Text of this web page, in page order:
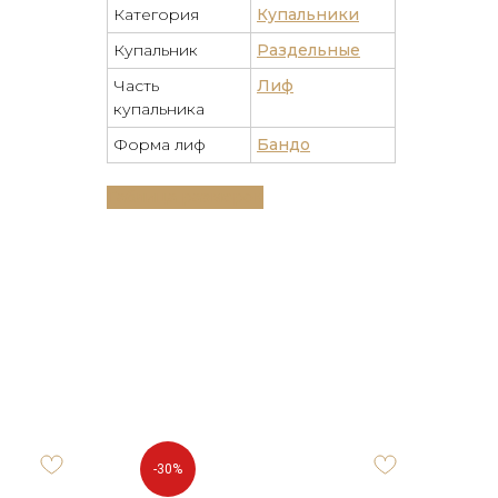
Категория
Купальники
Купальник
Раздельные
Часть
купальника
Лиф
Форма лиф Бандо
-30%